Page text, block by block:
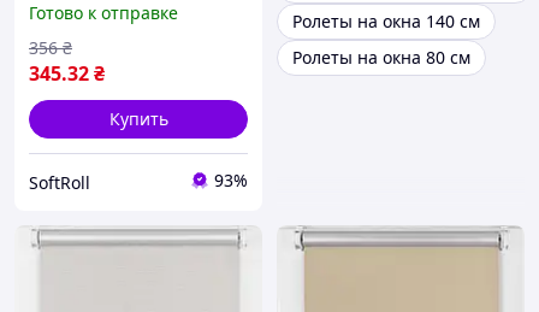
Готово к отправке
345.32₴
356 ₴
Купить
SoftRoll 93%
Ролеты на окна 140 см
Ролеты на окна 80 см